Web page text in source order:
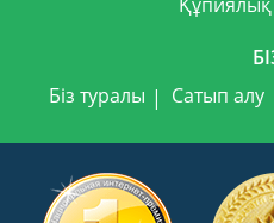
Біз туралы
Сатып алу